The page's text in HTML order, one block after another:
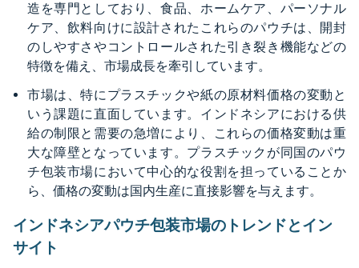
造を専門としており、食品、ホームケア、パーソナル
ケア、飲料向けに設計されたこれらのパウチは、開封
のしやすさやコントロールされた引き裂き機能などの
特徴を備え、市場成長を牽引しています。
市場は、特にプラスチックや紙の原材料価格の変動と
いう課題に直面しています。インドネシアにおける供
給の制限と需要の急増により、これらの価格変動は重
大な障壁となっています。プラスチックが同国のパウ
チ包装市場において中心的な役割を担っていることか
ら、価格の変動は国内生産に直接影響を与えます。
インドネシアパウチ包装市場のトレンドとイン
サイト